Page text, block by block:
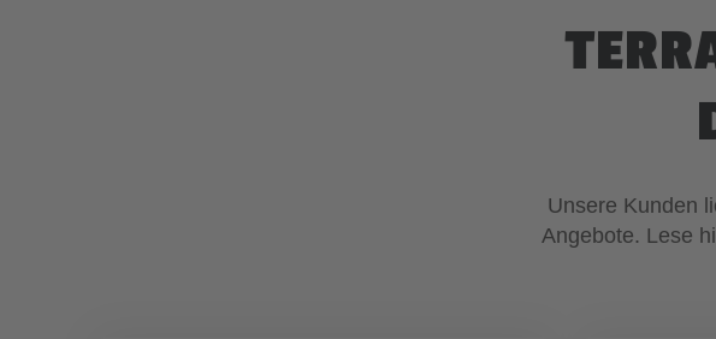
Unsere Kunden
Angebote. Lese